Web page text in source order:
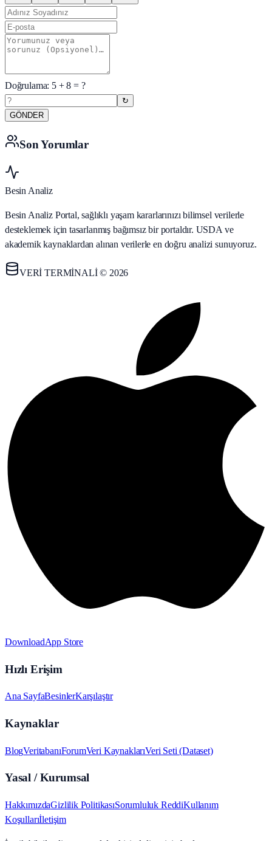
Doğrulama: 5+8 = ?
↻
GÖNDER
Son Yorumlar
Besin Analiz
Besin Analiz Portal, sağlıklı yaşam kararlarınızı bilimsel verilerle
desteklemek için tasarlanmış bağımsız bir portaldır. USDA ve
akademik kaynaklardan alınan verilerle en doğru analizi sunuyoruz.
VERİ TERMİNALİ © 2026
DownloadApp Store
Hızlı Erişim
Ana SayfaBesinlerKarşılaştır
Kaynaklar
BlogVeritabanıForumVeri KaynaklarıVeri Seti (Dataset)
Yasal / Kurumsal
HakkımızdaGizlilik PolitikasıSorumluluk ReddiKullanım
Koşullarıİletişim